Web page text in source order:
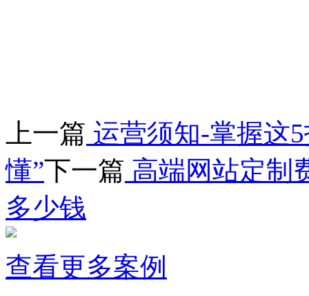
上一篇 运营须知-掌握这
懂”下一篇 高端网站定制
多少钱
查看更多案例